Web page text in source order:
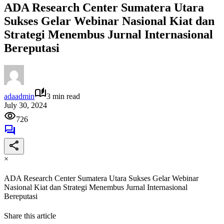
ADA Research Center Sumatera Utara
Sukses Gelar Webinar Nasional Kiat dan
Strategi Menembus Jurnal Internasional
Bereputasi
adaadmin
3 min read
July 30, 2024
726
×
ADA Research Center Sumatera Utara Sukses Gelar Webinar
Nasional Kiat dan Strategi Menembus Jurnal Internasional
Bereputasi
Share this article